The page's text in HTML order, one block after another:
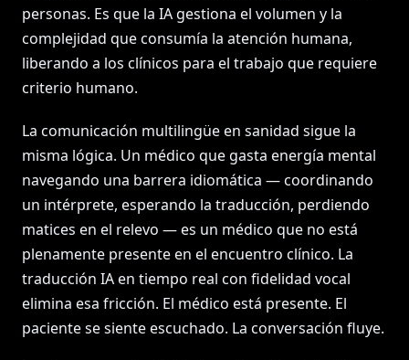
personas. Es que la IA gestiona el volumen y la
complejidad que consumía la atención humana,
liberando a los clínicos para el trabajo que requiere
criterio humano.
La comunicación multilingüe en sanidad sigue la
misma lógica. Un médico que gasta energía mental
navegando una barrera idiomática — coordinando
un intérprete, esperando la traducción, perdiendo
matices en el relevo — es un médico que no está
plenamente presente en el encuentro clínico. La
traducción IA en tiempo real con fidelidad vocal
elimina esa fricción. El médico está presente. El
paciente se siente escuchado. La conversación fluye.